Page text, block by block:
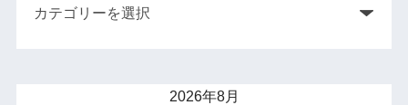
2026年8月